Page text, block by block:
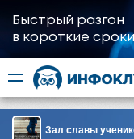
Быстрый разгон
​в короткие сроки
Зал славы